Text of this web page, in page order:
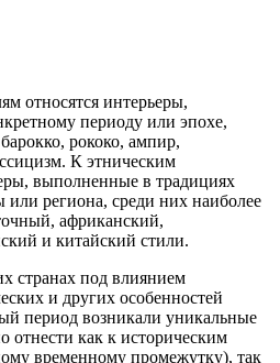
относятся интерьеры,
периоду или эпохе,
рококо, ампир,
К этническим
выполненные в традициях
или региона, среди них наиболее
африканский,
и китайский стили.
странах под влиянием
и других особенностей
период возникали уникальные
отнести как к историческим
временному промежутку), так